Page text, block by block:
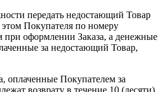
передать недостающий Товар
Покупателя по номеру
при оформлении Заказа, а денежные
за недостающий Товар,
оплаченные Покупателем за
возврату в течение 10 (десяти)